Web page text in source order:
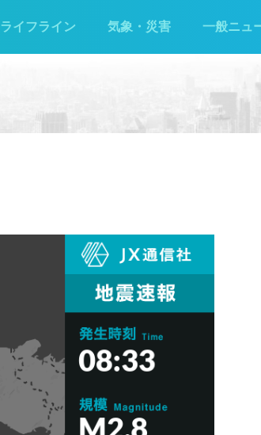
ライフライン 気象・災害 一般ニュ